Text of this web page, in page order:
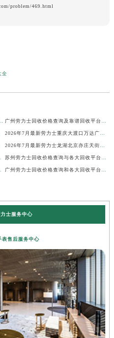
problem/469.html
全
士服务中心
表售后服务中心